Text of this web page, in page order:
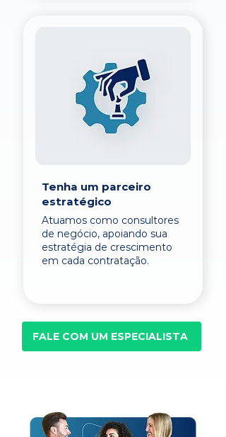
Tenha um parceiro
estratégico
Atuamos como consultores
de negócio, apoiando sua
estratégia de crescimento
em cada contratação.
FALE COM UM ESPECIALISTA